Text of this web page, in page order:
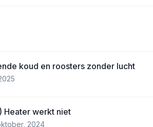
koud en roosters zonder lucht
Heater werkt niet
2024